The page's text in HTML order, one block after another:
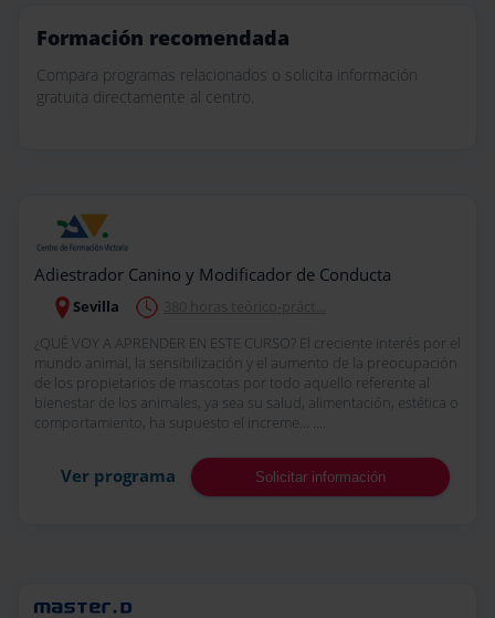
Formación recomendada
Compara programas relacionados o solicita información
gratuita directamente al centro.
Adiestrador Canino y Modificador de Conducta
Sevilla
¿QUÉ VOY A APRENDER EN ESTE CURSO? El creciente interés por el
mundo animal, la sensibilización y el aumento de la preocupación
de los propietarios de mascotas por todo aquello referente al
bienestar de los animales, ya sea su salud, alimentación, estética o
comportamiento, ha supuesto el increme... ....
Ver programa Solicitar información